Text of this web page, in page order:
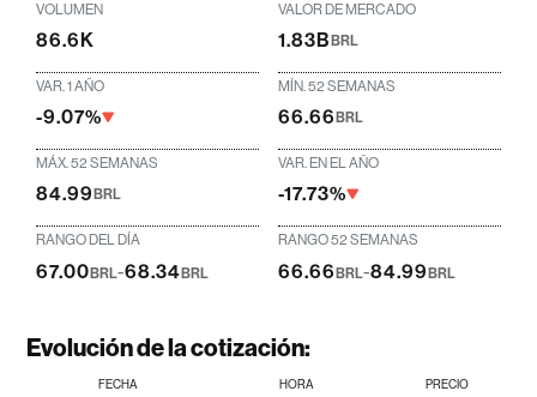
VOLUMEN
86.6K
VALOR DE MERCADO
1.83BBRL
VAR. 1 AÑO
-9.07%
MÍN. 52 SEMANAS
66.66BRL
MÁX. 52 SEMANAS
84.99BRL
VAR. EN EL AÑO
-17.73%
RANGO DEL DÍA
67.00BRL-68.34BRL
RANGO 52 SEMANAS
66.66 BRL-84.99 BRL
Evolución de la cotización:
FECHA HORA PRECIO